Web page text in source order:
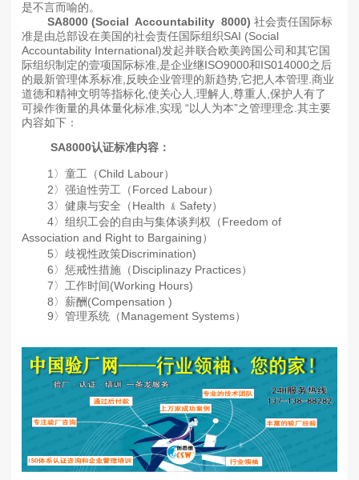
是不言而喻的。
SA8000 (Social Accountability 8000) 社会责任国际标
准是由总部设在美国的社会责任国际组织SAI (Social
Accountability International)发起并联合欧美跨国公司和其它国
际组织制定的壹项国际标准,是企业继ISO9000和IS014000之后
的最新管理体系标准,反映企业管理的新趋势,它把人本管理.商业
道德和精神文明等指标化,使关心人,理解人,尊重人,保护人有了
可操作衡量的具体量化标准,实现 “以人为本”之管理理念.其主要
内容如下：
SA8000认证标准内容：
1〉童工（Child Labour）
2〉强迫性劳工（Forced Labour）
3〉健康与安全（Health ﹠Safety）
4〉组织工会的自由与集体谈判权（Freedom of
Association and Right to Bargaining）
5〉歧视性政策Discrimination)
6〉惩戒性措施（Disciplinazy Practices）
7〉工作时间(Working Hours)
8〉薪酬(Compensation )
9〉管理系统（Management Systems）